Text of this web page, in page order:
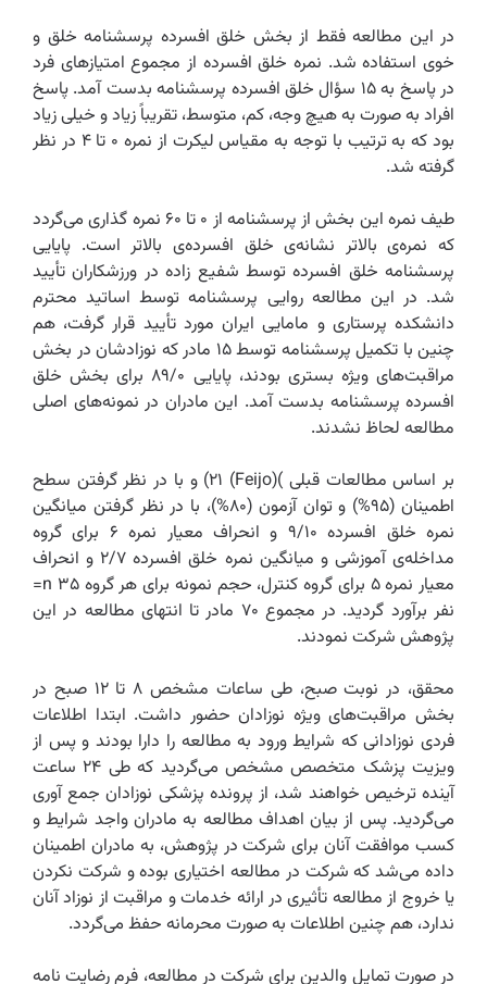
در این مطالعه فقط از بخش خلق افسرده پرسشنامه خلق و
خوی استفاده شد. نمره خلق افسرده از مجموع امتیازهای فرد
در پاسخ به ۱۵ سؤال خلق افسرده پرسشنامه بدست آمد. پاسخ
افراد به صورت به هیچ وجه، کم، متوسط، تقریباً زیاد و خیلی زیاد
بود که به ترتیب با توجه به مقیاس لیکرت از نمره ۰ تا ۴ در نظر
گرفته شد.
طیف نمره این بخش از پرسشنامه از ۰ تا ۶۰ نمره گذاری می‌گردد
که نمره‌ی بالاتر نشانه‌ی خلق افسرده‌ی بالاتر است. پایایی
پرسشنامه خلق افسرده توسط شفیع زاده در ورزشکاران تأیید
شد. در این مطالعه روایی پرسشنامه توسط اساتید محترم
دانشکده پرستاری و مامایی ایران مورد تأیید قرار گرفت، هم
چنین با تکمیل پرسشنامه توسط ۱۵ مادر که نوزادشان در بخش
مراقبت‌های ویژه بستری بودند، پایایی ‌۸۹/۰ برای بخش خلق
افسرده پرسشنامه بدست آمد. این مادران در نمونه‌های اصلی
مطالعه لحاظ نشدند.‌
بر اساس مطالعات قبلی )(Feijo) ۲۱) و با در نظر گرفتن سطح
اطمینان (۹۵%) و توان آزمون (۸۰%)، با در نظر گرفتن میانگین
نمره خلق افسرده ۹/۱۰ و انحراف معیار نمره ۶‌ برای گروه
مداخله‌ی آموزشی و میانگین نمره خلق افسرده ‌۲/۷ و انحراف
معیار نمره ۵ برای گروه کنترل، حجم نمونه برای هر گروه ۳۵ ‌n=
نفر برآورد گردید. در مجموع ۷۰‌ مادر تا انتهای مطالعه در این
پژوهش شرکت نمودند.
محقق، در نوبت صبح، طی ساعات مشخص ۸ تا ۱۲ صبح در
بخش مراقبت‌های ویژه نوزادان حضور داشت. ابتدا اطلاعات
فردی نوزادانی که شرایط ورود به مطالعه را دارا بودند و پس از
ویزیت پزشک متخصص مشخص می‌گردید که طی ۲۴ ساعت
آینده ترخیص خواهند شد، از پرونده پزشکی نوزادان جمع آوری
می‌گردید. پس از بیان اهداف مطالعه به مادران واجد شرایط و
کسب موافقت آنان برای شرکت در پژوهش، به مادران اطمینان
داده می‌شد که شرکت در مطالعه اختیاری بوده و شرکت نکردن
یا خروج از مطالعه تأثیری در ارائه خدمات و مراقبت از نوزاد آنان
ندارد، هم چنین اطلاعات به صورت محرمانه حفظ می‌گردد.
در صورت تمایل والدین برای شرکت در مطالعه، فرم رضایت نامه